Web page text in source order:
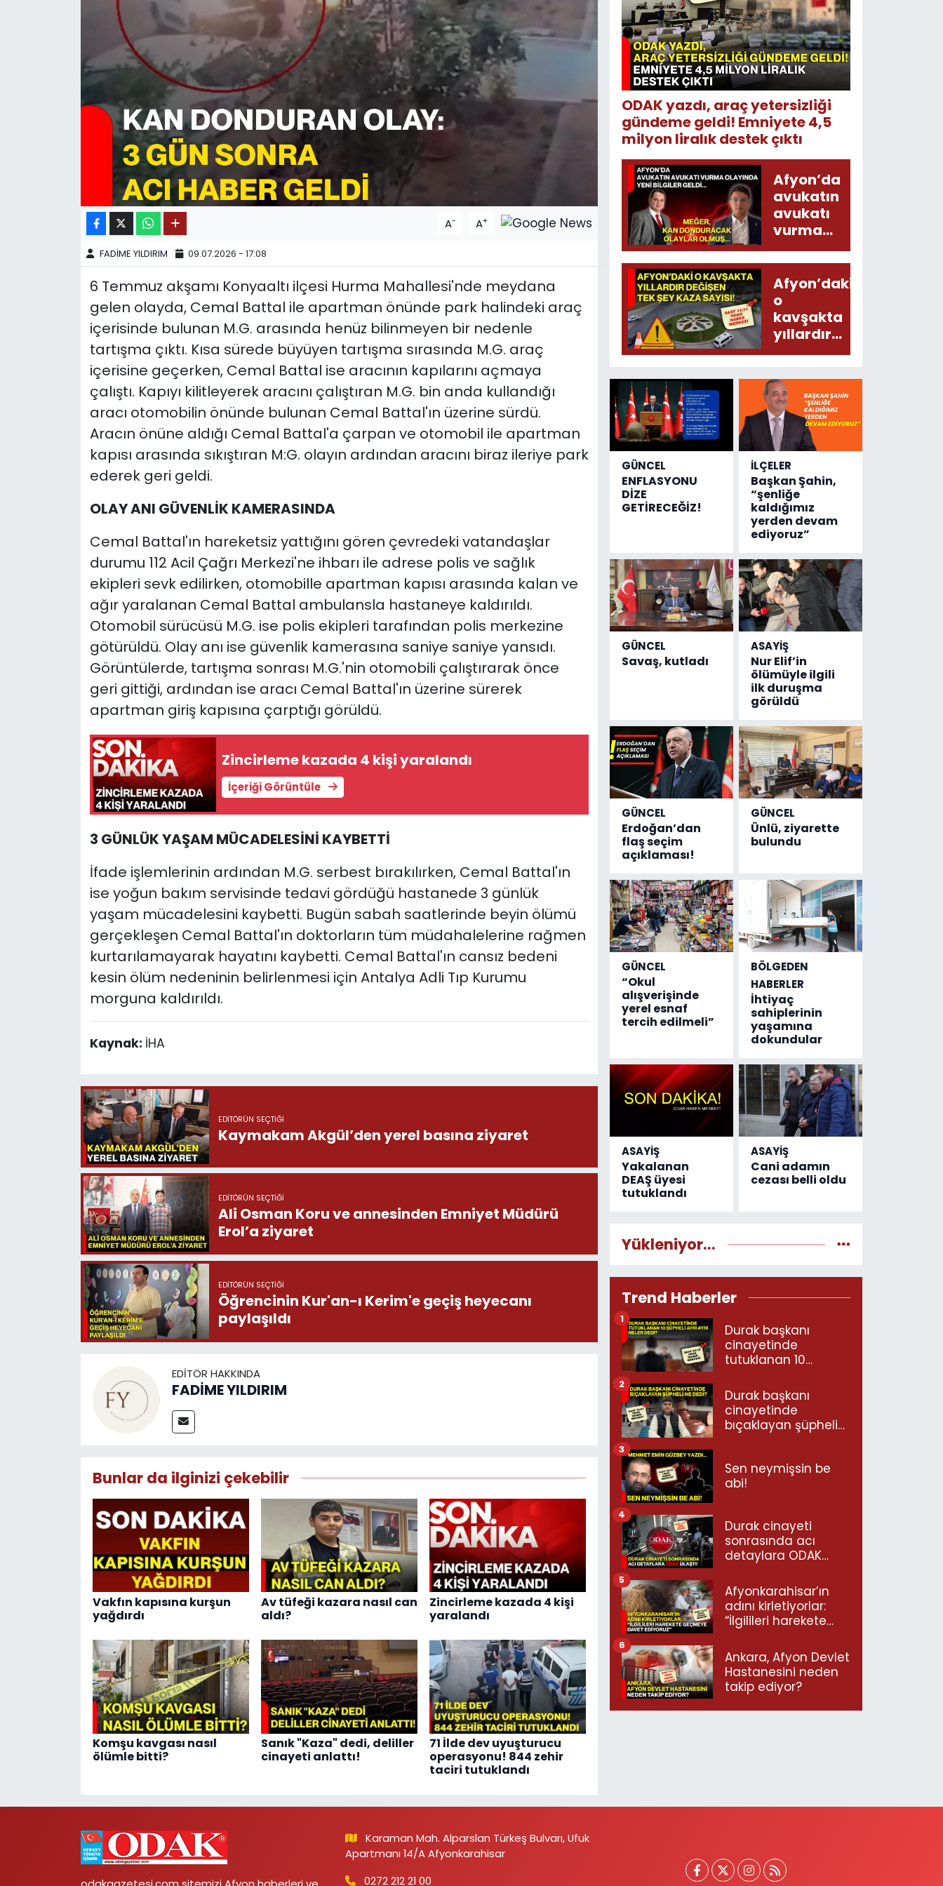
A- A+
FADİME YILDIRIM 09.07.2026 - 17:08
6 Temmuz akşamı Konyaaltı ilçesi Hurma Mahallesi'nde meydana
gelen olayda, Cemal Battal ile apartman önünde park halindeki araç
içerisinde bulunan M.G. arasında henüz bilinmeyen bir nedenle
tartışma çıktı. Kısa sürede büyüyen tartışma sırasında M.G. araç
içerisine geçerken, Cemal Battal ise aracının kapılarını açmaya
çalıştı. Kapıyı kilitleyerek aracını çalıştıran M.G. bin anda kullandığı
aracı otomobilin önünde bulunan Cemal Battal'ın üzerine sürdü.
Aracın önüne aldığı Cemal Battal'a çarpan ve otomobil ile apartman
kapısı arasında sıkıştıran M:G. olayın ardından aracını biraz ileriye park
ederek geri geldi.
OLAY ANI GÜVENLİK KAMERASINDA
Cemal Battal'ın hareketsiz yattığını gören çevredeki vatandaşlar
durumu 112 Acil Çağrı Merkezi'ne ihbarı ile adrese polis ve sağlık
ekipleri sevk edilirken, otomobille apartman kapısı arasında kalan ve
ağır yaralanan Cemal Battal ambulansla hastaneye kaldırıldı.
Otomobil sürücüsü M.G. ise polis ekipleri tarafından polis merkezine
götürüldü. Olay anı ise güvenlik kamerasına saniye saniye yansıdı.
Görüntülerde, tartışma sonrası M.G.'nin otomobili çalıştırarak önce
geri gittiği, ardından ise aracı Cemal Battal'ın üzerine sürerek
apartman giriş kapısına çarptığı görüldü.
Zincirleme kazada 4 kişi yaralandı
İçeriği Görüntüle
3 GÜNLÜK YAŞAM MÜCADELESİNİ KAYBETTİ
İfade işlemlerinin ardından M.G. serbest bırakılırken, Cemal Battal'ın
ise yoğun bakım servisinde tedavi gördüğü hastanede 3 günlük
yaşam mücadelesini kaybetti. Bugün sabah saatlerinde beyin ölümü
gerçekleşen Cemal Battal'ın doktorların tüm müdahalelerine rağmen
kurtarılamayarak hayatını kaybetti. Cemal Battal'ın cansız bedeni
kesin ölüm nedeninin belirlenmesi için Antalya Adli Tıp Kurumu
morguna kaldırıldı.
Kaynak: İHA
EDITÖRÜN SEÇTIĞI
Kaymakam Akgül’den yerel basına ziyaret
EDITÖRÜN SEÇTIĞI
Ali Osman Koru ve annesinden Emniyet Müdürü
Erol’a ziyaret
EDITÖRÜN SEÇTIĞI
Öğrencinin Kur'an-ı Kerim'e geçiş heyecanı
paylaşıldı
EDITÖR HAKKINDA
FADİME YILDIRIM
Bunlar da ilginizi çekebilir
Vakfın kapısına kurşun
yağdırdı
Av tüfeği kazara nasıl can
aldı?
Zincirleme kazada 4 kişi
yaralandı
Komşu kavgası nasıl
ölümle bitti?
Sanık "Kaza" dedi, deliller
cinayeti anlattı!
71 İlde dev uyuşturucu
operasyonu! 844 zehir
taciri tutuklandı
ODAK yazdı, araç yetersizliği
gündeme geldi! Emniyete 4,5
milyon liralık destek çıktı
Afyon’da
avukatın
avukatı
vurma
olayında
yeni bilgiler
geldi...
Meğer, kan
donduracak
olaylar
olmuş...
Afyon’daki
o
kavşakta
yıllardır
değişen
kaza
sayısı!
GÜNCEL
ENFLASYONU
DİZE
GETİRECEĞİZ!
İLÇELER
Başkan Şahin,
“şenliğe
kaldığımız
yerden devam
ediyoruz”
GÜNCEL
Savaş, kutladı
ASAYİŞ
Nur Elif’in
ölümüyle ilgili
ilk duruşma
görüldü
GÜNCEL
Erdoğan’dan
flaş seçim
açıklaması!
GÜNCEL
Ünlü, ziyarette
bulundu
GÜNCEL
“Okul
alışverişinde
yerel esnaf
tercih edilmeli”
BÖLGEDEN
HABERLER
İhtiyaç
sahiplerinin
yaşamına
dokundular
ASAYİŞ
Yakalanan
DEAŞ üyesi
tutuklandı
ASAYİŞ
Cani adamın
cezası belli oldu
Yükleniyor...
Trend Haberler
Durak başkanı
cinayetinde
tutuklanan 10
neler dedi?
1
Durak başkanı
cinayetinde
bıçaklayan şüpheli
2
Sen neymişsin be
abi!
3
Durak cinayeti
sonrasında acı
detaylara ODAK
4
Afyonkarahisar’ın
adını kirletiyorlar:
“İlgilileri harekete
ediyoruz”
5
Ankara, Afyon Devlet
Hastanesini neden
takip ediyor?
6
Karaman Mah. Alparslan Türkeş Bulvarı, Ufuk
Apartmanı 14/A Afyonkarahisar
0272 212 21 00
11:11 MANŞET